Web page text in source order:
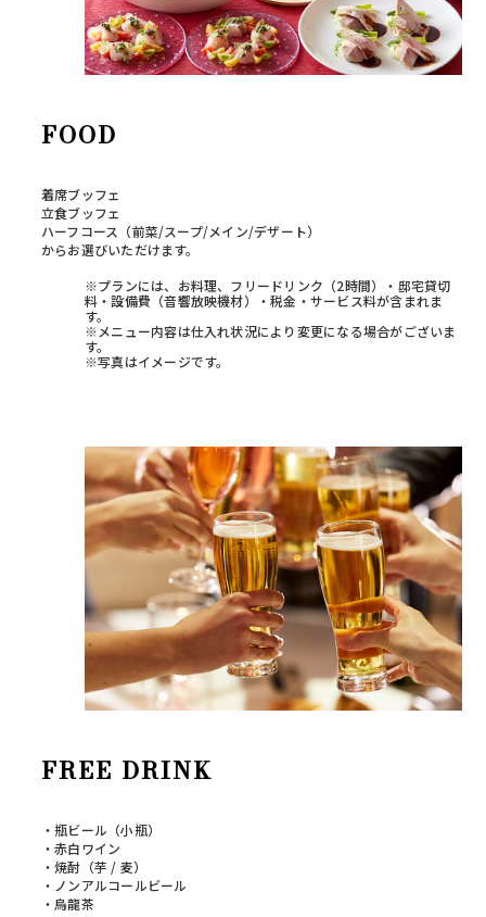
FOOD
着席ブッフェ
立食ブッフェ
ハーフコース（前菜/スープ/メイン/デザート）
からお選びいただけます。
※プランには、お料理、フリードリンク（2時間）・邸宅貸切
料・設備費（音響放映機材）・税金・サービス料が含まれま
す。
※メニュー内容は仕入れ状況により変更になる場合がございま
す。
※写真はイメージです。
FREE DRINK
・瓶ビール（小瓶）
・赤白ワイン
・焼酎（芋 / 麦）
・ノンアルコールビール
・烏龍茶